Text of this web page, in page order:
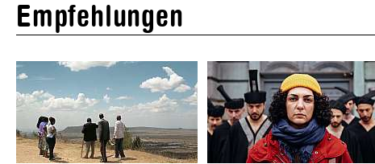
Empfehlungen